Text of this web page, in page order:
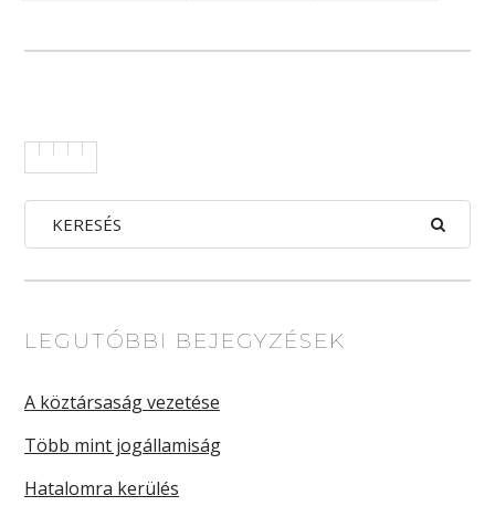
LEGUTÓBBI BEJEGYZÉSEK
A köztársaság vezetése
Több mint jogállamiság
Hatalomra kerülés